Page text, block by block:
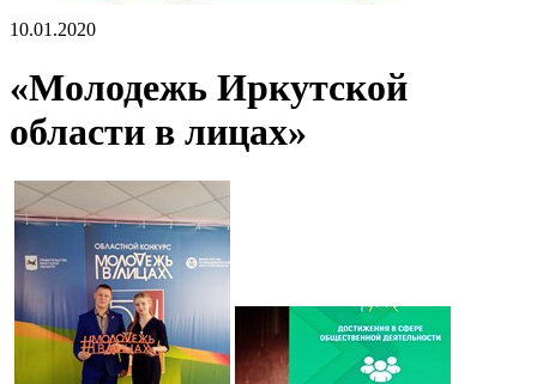
10.01.2020
«Молодежь Иркутской
области в лицах»